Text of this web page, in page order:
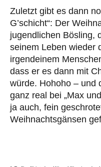
Zuletzt gibt es dann
G’schicht“: Der
jugendlichen Bösling,
seinem Leben wieder
irgendeinem
dass er es dann mit
würde. Hohoho – und
ganz real bei „Max
ja auch, fein
Weihnachtsgänsen